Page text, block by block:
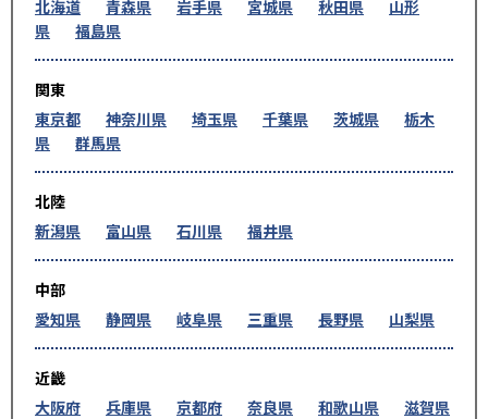
北海道
青森県 岩手県 宮城県 秋田県
山形
県
福島県
関東
東京都
神奈川県 埼玉県 千葉県 茨城県
栃木
県
群馬県
北陸
新潟県
富山県 石川県 福井県
中部
愛知県
静岡県 岐阜県 三重県 長野県 山梨県
近畿
大阪府
兵庫県 京都府 奈良県 和歌山県 滋賀県